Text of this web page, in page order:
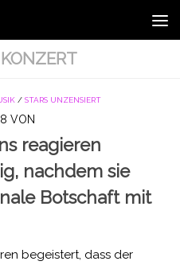
KONZERT
/ STARS UNZENSIERT
VON
reagieren
nachdem sie
Botschaft mit
begeistert, dass der